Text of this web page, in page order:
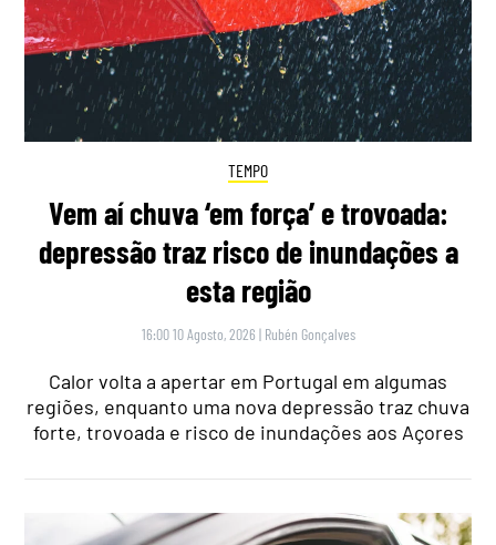
TEMPO
Vem aí chuva ‘em força’ e trovoada:
depressão traz risco de inundações a
esta região
16:00 10 Agosto, 2026 | Rubén Gonçalves
Calor volta a apertar em Portugal em algumas
regiões, enquanto uma nova depressão traz chuva
forte, trovoada e risco de inundações aos Açores